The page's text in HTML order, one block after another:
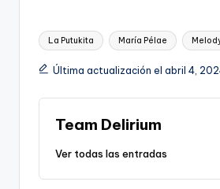
Etiquetas:
La Putukita María Pélae
Última actualización el abril 4,
Team Delirium
Ver todas las entradas